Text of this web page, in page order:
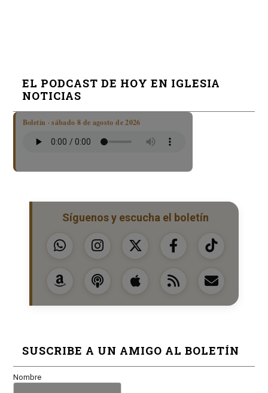
EL PODCAST DE HOY EN IGLESIA
NOTICIAS
Boletín · sábado 8 de agosto de 2026
Síguenos y escucha el boletín
SUSCRIBE A UN AMIGO AL BOLETÍN
Nombre